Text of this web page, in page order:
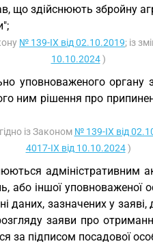
що здійснюють збройну
№ 139-IX від 02.10.2019; із
10.10.2024)
уповноваженого органу
рішення про
із Законом № 139-IX від
4017-IX від 10.10.2024)
адміністративним
або іншої уповноваженої
даних, зазначених у
заяви про
за підписом посадової